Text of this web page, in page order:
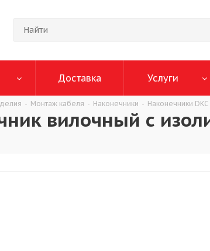
Доставка Услуги
- Монтаж кабеля - Наконечники - Наконечники DKC
вилочный с